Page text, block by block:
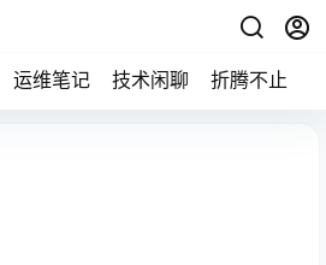
运维笔记 技术闲聊 折腾不止